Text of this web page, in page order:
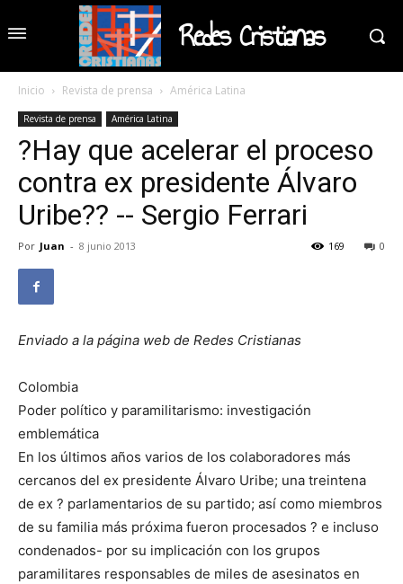
Redes Cristianas
Inicio Revista de prensa América Latina
Revista de prensa América Latina
?Hay que acelerar el proceso
contra ex presidente Álvaro
Uribe?? -- Sergio Ferrari
Por Juan - 8 junio 2013 0
169
Enviado a la página web de Redes Cristianas
Colombia
Poder político y paramilitarismo: investigación
emblemática
En los últimos años varios de los colaboradores más
cercanos del ex presidente Álvaro Uribe; una treintena
de ex ? parlamentarios de su partido; así como miembros
de su familia más próxima fueron procesados ? e incluso
condenados- por su implicación con los grupos
paramilitares responsables de miles de asesinatos en